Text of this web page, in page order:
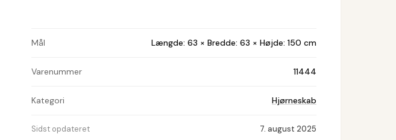
Mål Længde: 63 × Bredde: 63 × Højde: 150 cm
Varenummer 11444
Kategori Hjørneskab
Sidst opdateret 7. august 2025